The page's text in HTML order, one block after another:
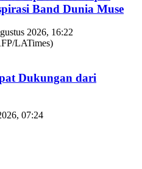
Band Dunia Muse
2026, 16:22
Dukungan dari
07:24